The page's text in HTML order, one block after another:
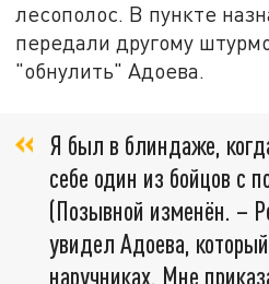
лесополос. В пункте
передали другому
"обнулить" Адоева.
Я был в блиндаже,
себе один из бойцов с
(Позывной изменён. –
увидел Адоева,
наручниках. Мне